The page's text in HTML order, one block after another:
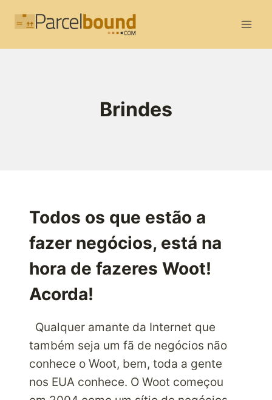
Brindes
Todos os que estão a
fazer negócios, está na
hora de fazeres Woot!
Acorda!
Qualquer amante da Internet que
também seja um fã de negócios não
conhece o Woot, bem, toda a gente
nos EUA conhece. O Woot começou